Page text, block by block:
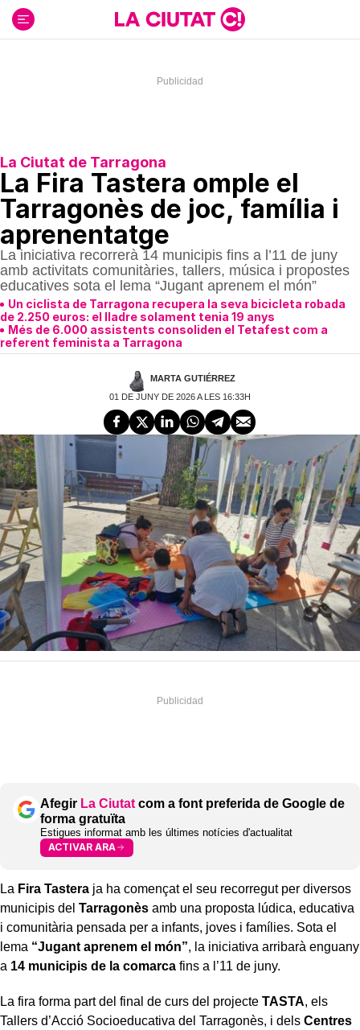
contenido
La Ciutat de Tarragona
La Fira Tastera omple el
Tarragonès de joc, família i
aprenentatge
La iniciativa recorrerà 14 municipis fins a l’11 de juny
amb activitats comunitàries, tallers, música i propostes
educatives sota el lema “Jugant aprenem el món”
Un ciclista de Tarragona recupera la seva bicicleta robada
de 2.250 euros: el lladre solament tenia 19 anys
Més de 6.000 assistents consoliden el Tetafest com a
referent feminista a Tarragona
MARTA GUTIÉRREZ
01 DE JUNY DE 2026 A LES 16:33H
Afegir La Ciutat com a font preferida de Google de
forma gratuïta
Estigues informat amb les últimes notícies d'actualitat
ACTIVAR ARA
La Fira Tastera ja ha començat el seu recorregut per diversos
municipis del Tarragonès amb una proposta lúdica, educativa
i comunitària pensada per a infants, joves i famílies. Sota el
lema “Jugant aprenem el món”, la iniciativa arribarà enguany
a 14 municipis de la comarca fins a l’11 de juny.
La fira forma part del final de curs del projecte TASTA, els
Tallers d’Acció Socioeducativa del Tarragonès, i dels Centres